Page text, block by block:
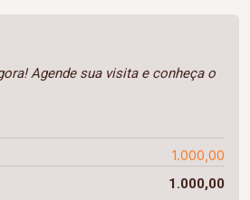
Agende sua visita e conheça o
1.000,00
1.000,00